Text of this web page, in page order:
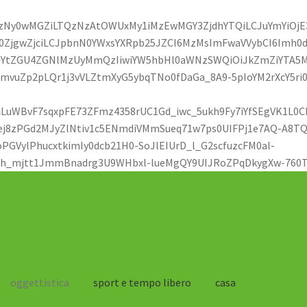
SoJlEIUrD_l_G2scfuzcFM0al-
lueMgQY9UIJRoZPqDkygXw-
oggettistica sport e tempo libero casa